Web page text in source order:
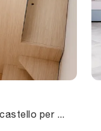
Camerette con letti a castello per bambine: scopri il modello in melaminico Castello Lila di Nidi per stanzette moderne.